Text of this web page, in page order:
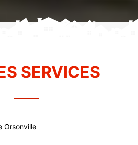
SERVICES
Orsonville